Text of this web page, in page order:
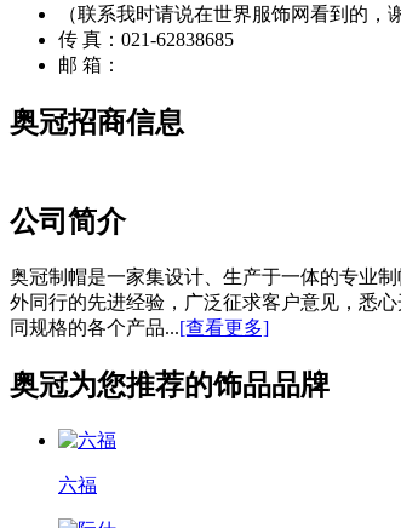
（联系我时请说在世界服饰网看到的，
传 真：021-62838685
邮 箱：
奥冠招商信息
公司简介
奥冠制帽是一家集设计、生产于一体的专业
外同行的先进经验，广泛征求客户意见，悉
同规格的各个产品...[查看更多]
奥冠为您推荐的饰品品牌
六福